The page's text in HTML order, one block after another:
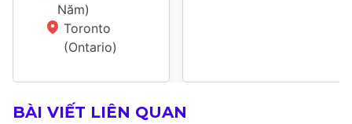
Năm)
Toronto
(Ontario)
BÀI VIẾT LIÊN QUAN